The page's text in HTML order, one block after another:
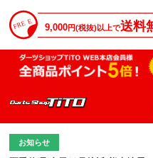
9,000円(税抜)以上で送料
お知らせ